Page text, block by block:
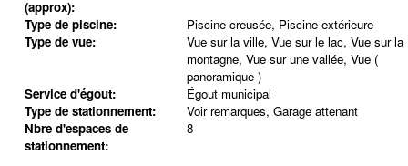
(approx):
Type de piscine:
Piscine creusée, Piscine extérieure
Type de vue:
Vue sur la ville, Vue sur le lac, Vue sur la
montagne, Vue sur une vallée, Vue (
panoramique )
Service d'égout:
Égout municipal
Type de stationnement:
Voir remarques, Garage attenant
Nbre d'espaces de
stationnement:
8